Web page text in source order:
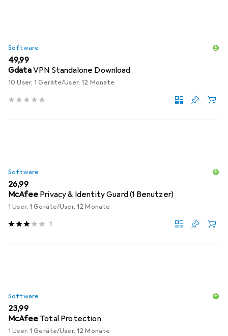
Software
EUR
49,99
GdataVPN Standalone Download
10 User, 1 Geräte/User, 12 Monate
Software
EUR
26,99
McAfee Privacy & Identity Guard (1 Benutzer)
1 User, 1 Geräte/User, 12 Monate
1
Software
EUR
23,99
McAfee Total Protection
1 User, 1 Geräte/User, 12 Monate